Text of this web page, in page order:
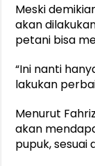
Meski
akan
petani bisa
“Ini nanti
lakukan
Menurut
akan
pupuk, sesuai